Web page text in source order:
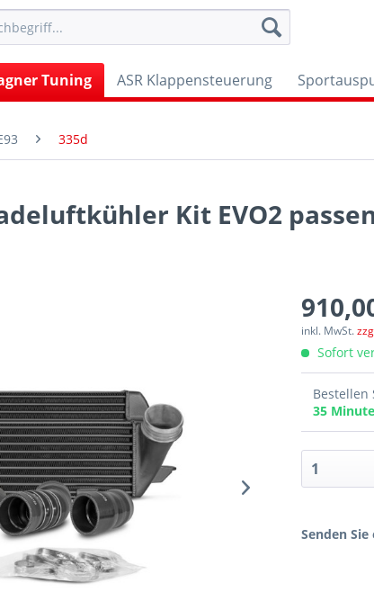
Tuning ASR Klappensteuerung
335d
Kit EVO2
inkl. MwSt.
Sofort
35
Senden